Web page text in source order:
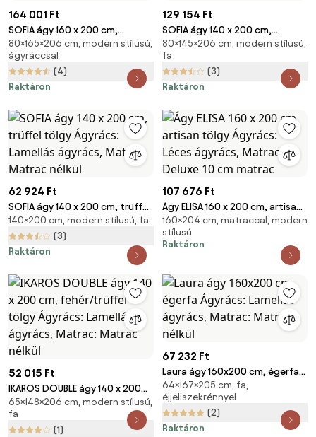
164 001 Ft
SOFIA ágy 160 x 200 cm,
sonoma tölgy Ágyrács:
Lamellás ágyrács, Matrac:
Coco Maxi 20 cm matrac
80×165×206 cm, modern stílusú,
ágyráccsal
(4)
Raktáron
129 154 Ft
SOFIA ágy 140 x 200 cm,
sonoma tölgy Ágyrács: Léces
ágyrács, Matrac: Sommera 18
cm matrac
80×145×206 cm, modern stílusú,
fa
(3)
Raktáron
62 924 Ft
SOFIA ágy 140 x 200 cm, trüffel
tölgy Ágyrács: Lamellás
ágyrács, Matrac: Matrac nélkül
140×200 cm, modern stílusú, fa
(3)
Raktáron
107 676 Ft
Ágy ELISA 160 x 200 cm, artisan
tölgy Ágyrács: Léces ágyrács,
Matrac: Deluxe 10 cm matrac
160×204 cm, matraccal, modern
stílusú
Raktáron
52 015 Ft
IKAROS DOUBLE ágy 140 x 200
cm, fehér/trüffel tölgy Ágyrács:
Lamellás ágyrács, Matrac:
Matrac nélkül
65×148×206 cm, modern stílusú,
fa
(1)
67 232 Ft
Laura ágy 160x200 cm, égerfa
Ágyrács: Lamellás ágyrács,
Matrac: Matrac nélkül
64×167×205 cm, fa,
éjjeliszekrénnyel
(2)
Raktáron